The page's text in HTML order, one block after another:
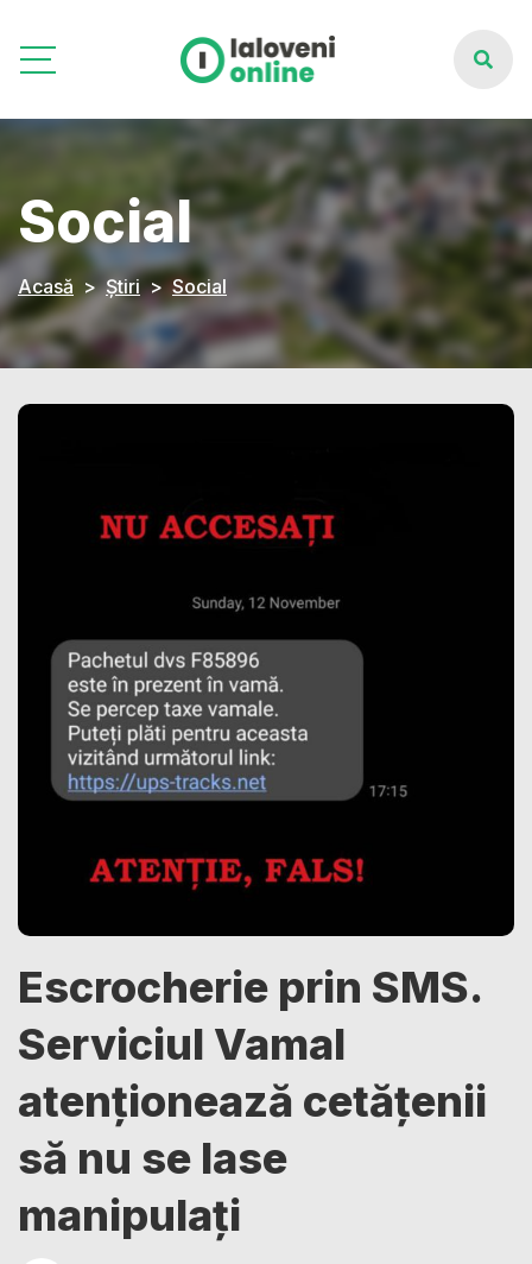
Social
Acasă Știri Social
Escrocherie prin SMS.
Serviciul Vamal
atenționează cetățenii
să nu se lase
manipulați